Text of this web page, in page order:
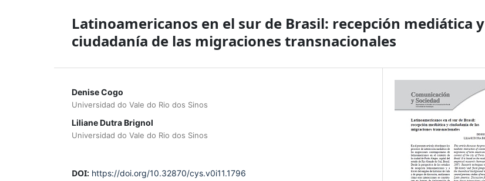
Latinoamericanos en el sur de Brasil: recepción mediática y
ciudadanía de las migraciones transnacionales
Denise Cogo
Universidad do Vale do Rio dos Sinos
Liliane Dutra Brignol
Universidad do Vale do Rio dos Sinos
DOI: https://doi.org/10.32870/cys.v0i11.1796